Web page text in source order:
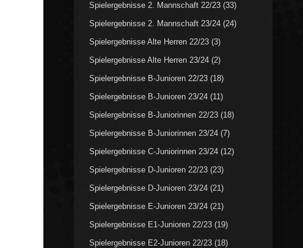
Spielergebnisse 2. Mannschaft 22/23 (33)
Spielergebnisse 2. Mannschaft 23/24 (24)
Spielergebnisse Alte Herren 22/23 (3)
Spielergebnisse Alte Herren 23/24 (2)
Spielergebnisse B-Junioren 22/23 (18)
Spielergebnisse B-Junioren 23/24 (11)
Spielergebnisse B-Juniorinnen 22/23 (18)
Spielergebnisse B-Juniorinnen 23/24 (7)
Spielergebnisse C-Juniorinnen 23/24 (12)
Spielergebnisse D-Junioren 22/23 (23)
Spielergebnisse D-Junioren 23/24 (21)
Spielergebnisse E-Junioren 23/24 (21)
Spielergebnisse E1-Junioren 22/23 (19)
Spielergebnisse E2-Junioren 22/23 (18)